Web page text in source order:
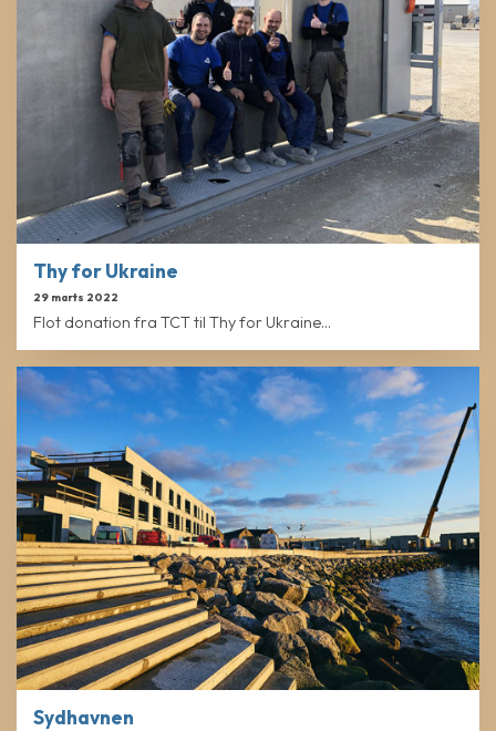
Thy for Ukraine
29 marts 2022
Flot donation fra TCT til Thy for Ukraine...
Sydhavnen